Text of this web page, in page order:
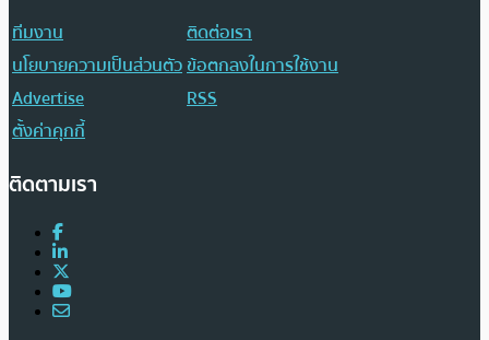
ทีมงาน
ติดต่อเรา
นโยบายความเป็นส่วนตัวข้อตกลงในการใช้งาน
Advertise
RSS
ตั้งค่าคุกกี้
ติดตามเรา